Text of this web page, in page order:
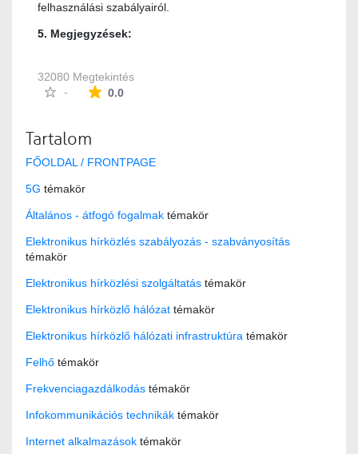
felhasználási szabályairól.
5. Megjegyzések:
32080 Megtekintés
-
0.0Az átlagos minősítés 0 csillag a lehetséges 5-
Tartalom
FŐOLDAL / FRONTPAGE
5G témakör
Általános - átfogó fogalmak témakör
Elektronikus hírközlés szabályozás - szabványosítás
témakör
Elektronikus hírközlési szolgáltatás témakör
Elektronikus hírközlő hálózat témakör
Elektronikus hírközlő hálózati infrastruktúra témakör
Felhő témakör
Frekvenciagazdálkodás témakör
Infokommunikációs technikák témakör
Internet alkalmazások témakör